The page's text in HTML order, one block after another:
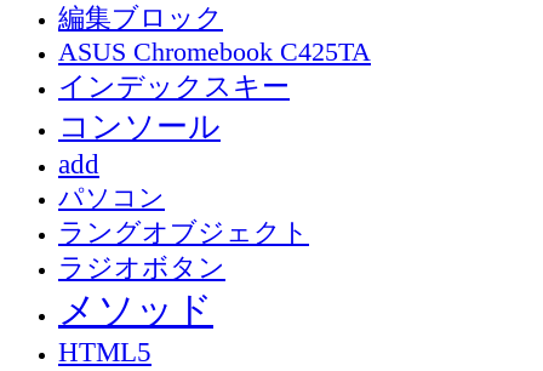
編集ブロック
ASUS Chromebook C425TA
インデックスキー
コンソール
add
パソコン
ラングオブジェクト
ラジオボタン
メソッド
HTML5